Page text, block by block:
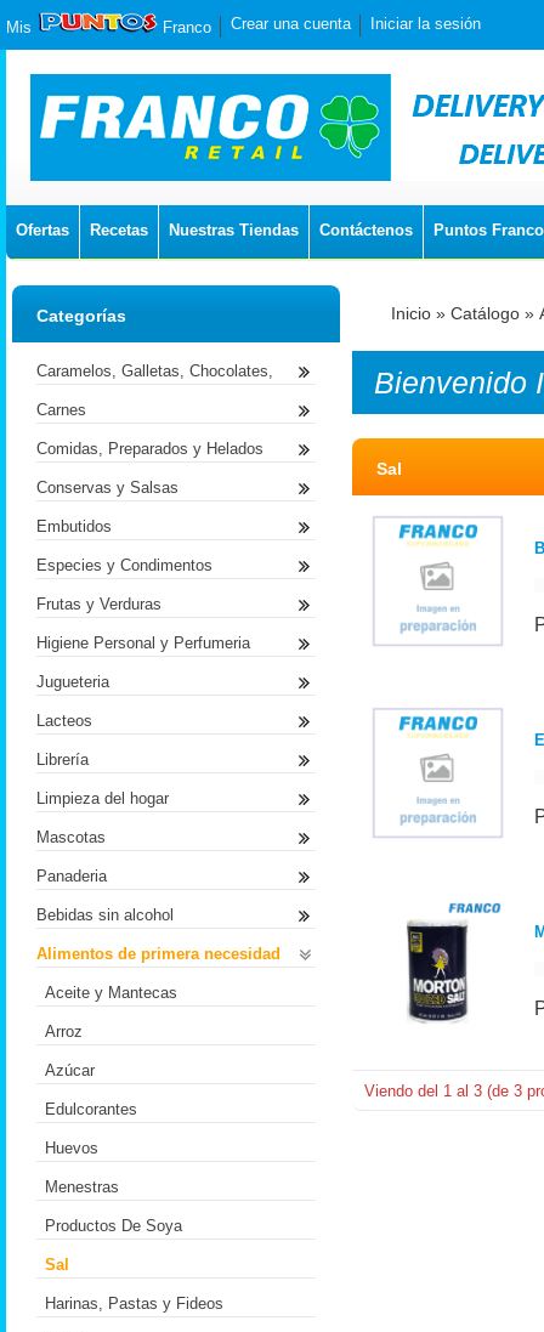
Mis Franco Crear una cuenta Iniciar la sesión
Ofertas Recetas Nuestras Tiendas Contáctenos Puntos Franco
Inicio » Catálogo »
Bienvenido
Sal
Viendo del 1 al 3 (de 3
Categorías
Caramelos, Galletas, Chocolates,
Carnes
Comidas, Preparados y Helados
Conservas y Salsas
Embutidos
Especies y Condimentos
Frutas y Verduras
Higiene Personal y Perfumeria
Jugueteria
Lacteos
Librería
Limpieza del hogar
Mascotas
Panaderia
Bebidas sin alcohol
Alimentos de primera necesidad
Aceite y Mantecas
Arroz
Azúcar
Edulcorantes
Huevos
Menestras
Productos De Soya
Sal
Harinas, Pastas y Fideos